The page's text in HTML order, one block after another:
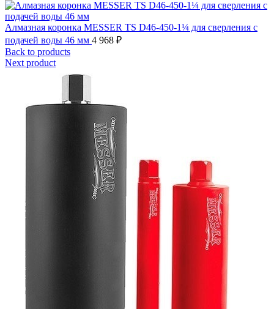
Алмазная коронка MESSER TS D46-450-1¼ для сверления с
подачей воды 46 мм 4 968 ₽
Back to products
Next product